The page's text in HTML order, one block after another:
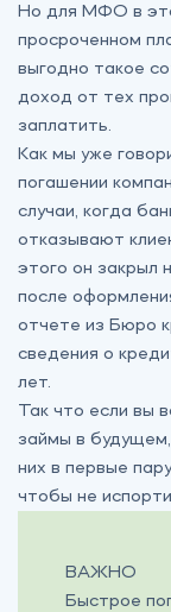
Но для МФО в
просроченном
выгодно такое
доход от тех
заплатить.
Как мы уже
погашении
случаи, когда
отказывают
этого он закрыл
после
отчете из Бюро
сведения о
лет.
Так что если вы
займы в
них в первые
чтобы не
ВАЖНО
Быстрое